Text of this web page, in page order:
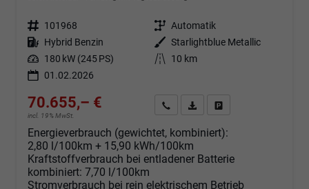
Fahrzeugnr. 101968 Getriebe Automatik
Kraftstoff Hybrid Benzin Außenfarbe Starlightblue Metallic
Leistung 180 kW (245 PS) Kilometerstand
10 km
01.02.2026
70.655,– €
incl. 19% MwSt.
Angebot anfordern
Fahrzeugexpose (PDF)
Energieverbrauch (gewichtet, kombiniert):
2,80 l/100km + 15,90 kWh/100km
Kraftstoffverbrauch bei entladener Batterie
kombiniert: 7,70 l/100km
Stromverbrauch bei rein elektrischem Betrieb